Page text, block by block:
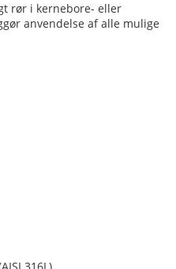
rør i kernebore- eller
anvendelse af alle mulige